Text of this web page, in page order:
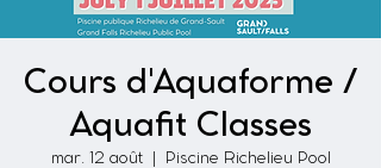
Cours d'Aquaforme /
Aquafit Classes
mar. 12 août
  |
Piscine Richelieu Pool